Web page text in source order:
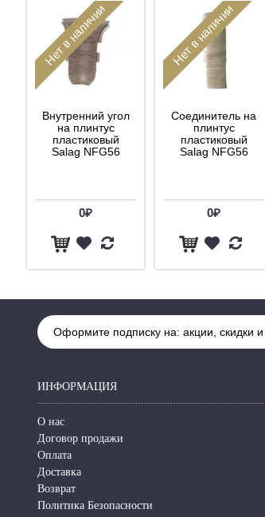
Нет в наличии
Внутренний угол
на плинтус
пластиковый
Salag NFG56
0₽
Нет в наличии
Соединитель на
плинтус
пластиковый
Salag NFG56
0₽
Оформите подписку на: акции, скидки и
ИНФОРМАЦИЯ
О нас
Договор продажи
Оплата
Доставка
Возврат
Политика Безопасности